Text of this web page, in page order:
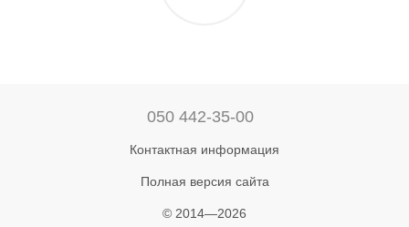
050 442-35-00
Контактная информация
Полная версия сайта
© 2014—2026